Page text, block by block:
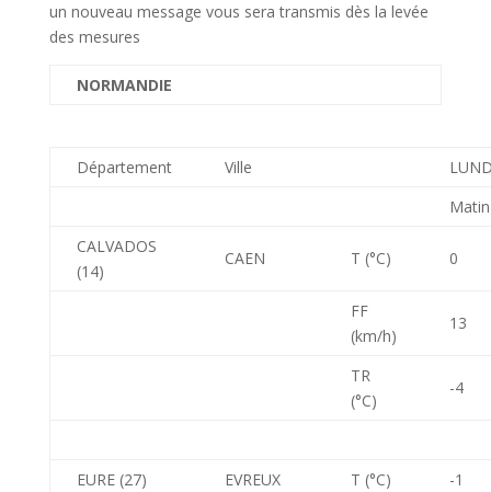
un nouveau message vous sera transmis dès la levée
des mesures
NORMANDIE
Département Ville
Matin
CALVADOS
(14)
CAEN T (°C) 0
FF
(km/h)
13
TR
(°C)
-4
EURE (27) EVREUX T (°C)
-1